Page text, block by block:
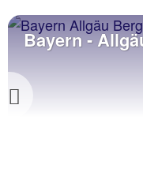
Previous
Bayern -